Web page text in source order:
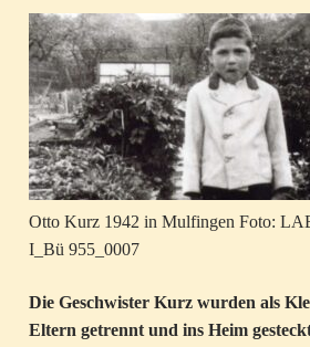
Otto Kurz 1942 in Mulfingen Foto:
I_Bü 955_0007
Die Geschwister Kurz wurden als
Eltern getrennt und ins Heim